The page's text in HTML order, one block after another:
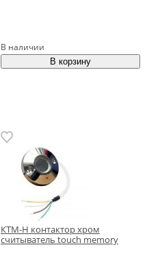
В наличии
КТМ-Н контактор хром
считыватель touch memory